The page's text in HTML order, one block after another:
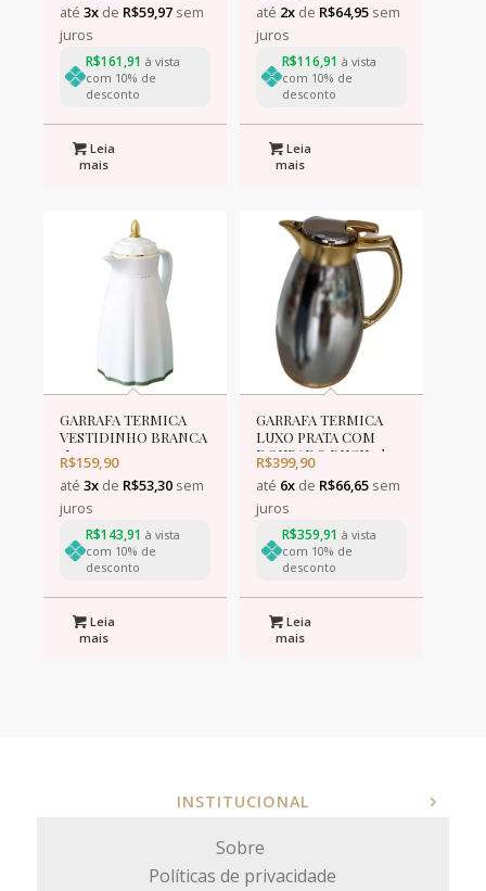
até 3xde R$59,97sem
juros
R$161,91 à vista
com 10% de
desconto
Leia
mais
até 2xde R$64,95sem
juros
R$116,91 à vista
com 10% de
desconto
Leia
mais
GARRAFA TERMICA
VESTIDINHO BRANCA
1L
R$159,90
até 3xde R$53,30sem
juros
R$143,91 à vista
com 10% de
desconto
Leia
mais
GARRAFA TERMICA
LUXO PRATA COM
DOURADO BUGIL 1l
R$399,90
até 6xde R$66,65sem
juros
R$359,91 à vista
com 10% de
desconto
Leia
mais
INSTITUCIONAL
Sobre
Políticas de privacidade